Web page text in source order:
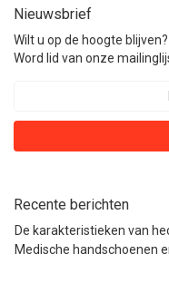
Nieuwsbrief
Wilt u op de hoogte blijven?
Word lid van onze
Recente berichten
De karakteristieken van
Medische handschoenen